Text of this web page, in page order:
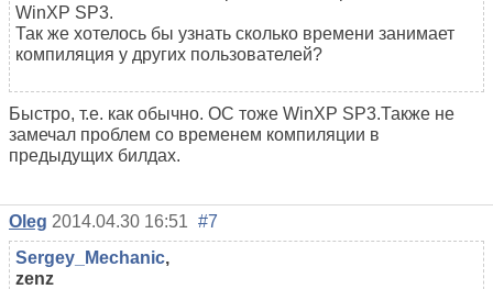
WinXP SP3.
Так же хотелось бы узнать сколько времени занимает
компиляция у других пользователей?
Быстро, т.е. как обычно. ОС тоже WinXP SP3.Также не
замечал проблем со временем компиляции в
предыдущих билдах.
Oleg 2014.04.30 16:51 #7
Sergey_Mechanic,
zenz